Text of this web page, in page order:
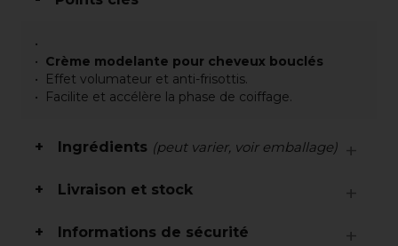
Crème modelante pour cheveux bouclés
Effet volumateur et anti-frisottis.
Facilite et accélère la phase de coiffage.
Ingrédients (peut varier, voir emballage)
Livraison et stock
Informations de sécurité